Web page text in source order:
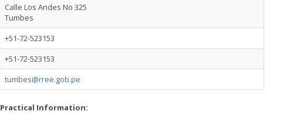
Calle Los Andes No 325
Tumbes
+51-72-523153
+51-72-523153
tumbes@rree.gob.pe
Practical Information: